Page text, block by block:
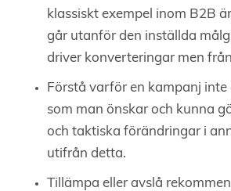
klassiskt exempel inom B2B
går utanför den inställda
driver konverteringar men
Förstå varför en kampanj
som man önskar och kunna
och taktiska förändringar i
utifrån detta.
Tillämpa eller avslå